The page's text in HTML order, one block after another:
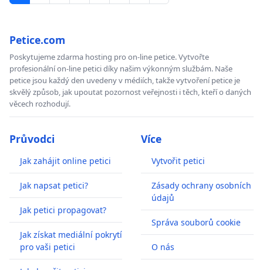
Petice.com
Poskytujeme zdarma hosting pro on-line petice. Vytvořte
profesionální on-line petici díky našim výkonným službám. Naše
petice jsou každý den uvedeny v médiích, takže vytvoření petice je
skvělý způsob, jak upoutat pozornost veřejnosti i těch, kteří o daných
věcech rozhodují.
Průvodci
Jak zahájit online petici
Jak napsat petici?
Jak petici propagovat?
Jak získat mediální pokrytí
pro vaši petici
Více
Vytvořit petici
Zásady ochrany osobních
údajů
Správa souborů cookie
O nás